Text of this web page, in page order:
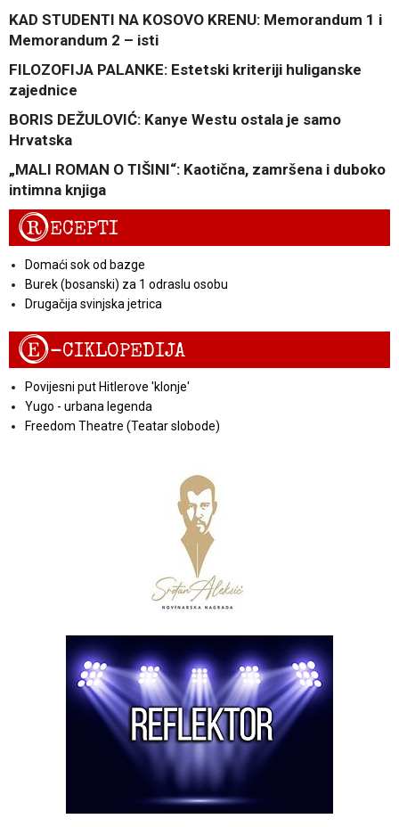
KAD STUDENTI NA KOSOVO KRENU: Memorandum 1 i
Memorandum 2 – isti
FILOZOFIJA PALANKE: Estetski kriteriji huliganske
zajednice
BORIS DEŽULOVIĆ: Kanye Westu ostala je samo
Hrvatska
„MALI ROMAN O TIŠINI“: Kaotična, zamršena i duboko
intimna knjiga
RECEPTI
Domaći sok od bazge
Burek (bosanski) za 1 odraslu osobu
Drugačija svinjska jetrica
E-CIKLOPEDIJA
Povijesni put Hitlerove 'klonje'
Yugo - urbana legenda
Freedom Theatre (Teatar slobode)